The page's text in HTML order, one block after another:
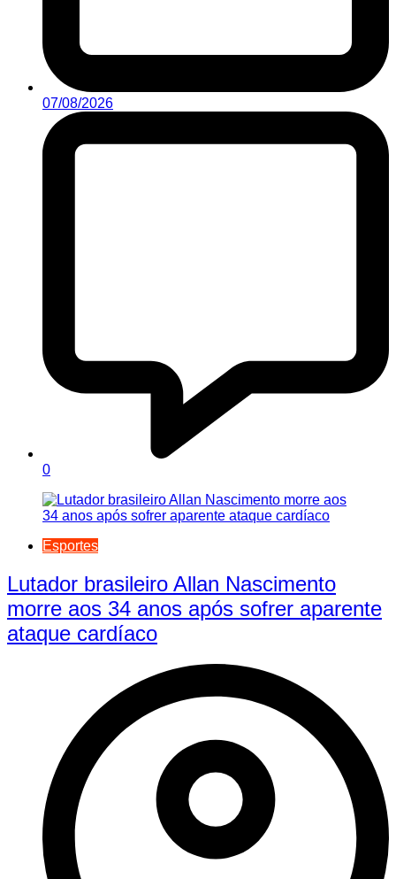
07/08/2026
0
Esportes
Lutador brasileiro Allan Nascimento
morre aos 34 anos após sofrer aparente
ataque cardíaco